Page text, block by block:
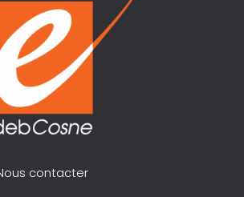
contacter